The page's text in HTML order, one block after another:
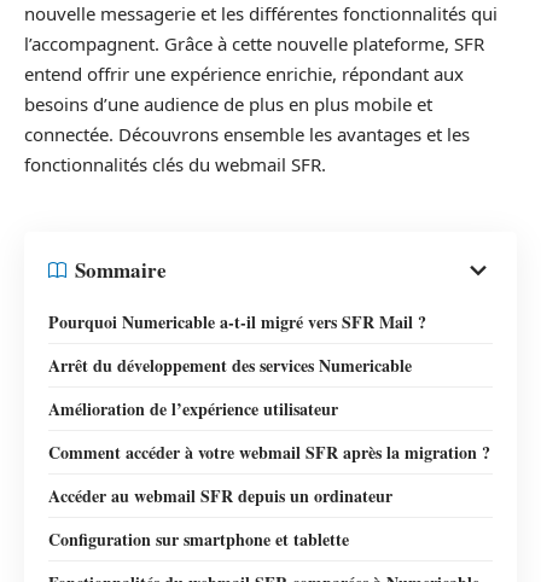
nouvelle messagerie et les différentes fonctionnalités qui
l’accompagnent. Grâce à cette nouvelle plateforme, SFR
entend offrir une expérience enrichie, répondant aux
besoins d’une audience de plus en plus mobile et
connectée. Découvrons ensemble les avantages et les
fonctionnalités clés du webmail SFR.
Sommaire
Pourquoi Numericable a-t-il migré vers SFR Mail ?
Arrêt du développement des services Numericable
Amélioration de l’expérience utilisateur
Comment accéder à votre webmail SFR après la migration ?
Accéder au webmail SFR depuis un ordinateur
Configuration sur smartphone et tablette